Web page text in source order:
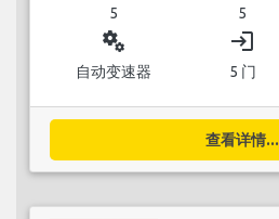
5 5
miscellaneous_services
自动变速器
login
5 门
查看详情...